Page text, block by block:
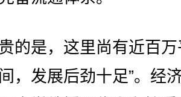
是，这里尚有近百万
，发展后劲十足”。经